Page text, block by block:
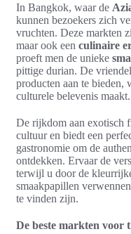
In Bangkok, waar de
kunnen bezoekers zich
vruchten. Deze markten
maar ook een culinaire
proeft men de unieke
pittige durian. De
producten aan te bieden,
culturele belevenis maakt.
De rijkdom aan exotisch
cultuur en biedt een
gastronomie om de
ontdekken. Ervaar de
terwijl u door de
smaakpapillen
te vinden zijn.
De beste markten voor